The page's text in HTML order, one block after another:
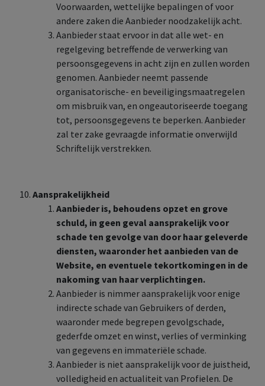
Voorwaarden, wettelijke bepalingen of voor
andere zaken die Aanbieder noodzakelijk acht.
Aanbieder staat ervoor in dat alle wet- en
regelgeving betreffende de verwerking van
persoonsgegevens in acht zijn en zullen worden
genomen. Aanbieder neemt passende
organisatorische- en beveiligingsmaatregelen
om misbruik van, en ongeautoriseerde toegang
tot, persoonsgegevens te beperken. Aanbieder
zal ter zake gevraagde informatie onverwijld
Schriftelijk verstrekken.
Aansprakelijkheid
Aanbieder is, behoudens opzet en grove
schuld, in geen geval aansprakelijk voor
schade ten gevolge van door haar geleverde
diensten, waaronder het aanbieden van de
Website, en eventuele tekortkomingen in de
nakoming van haar verplichtingen.
Aanbieder is nimmer aansprakelijk voor enige
indirecte schade van Gebruikers of derden,
waaronder mede begrepen gevolgschade,
gederfde omzet en winst, verlies of verminking
van gegevens en immateriële schade.
Aanbieder is niet aansprakelijk voor de juistheid,
volledigheid en actualiteit van Profielen. De